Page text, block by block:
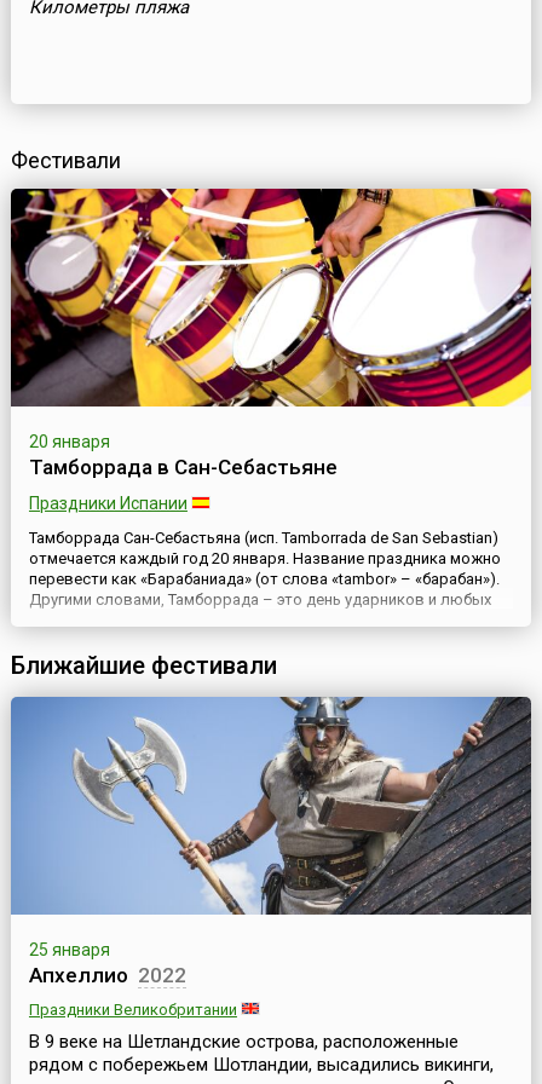
Километры пляжа
Фестивали
20 января
Тамборрада в Сан-Себастьяне
Праздники Испании
Тамборрада Сан-Себастьяна (исп. Tamborrada de San Sebastian)
отмечается каждый год 20 января. Название праздника можно
перевести как «Барабаниада» (от слова «tambor» – «барабан»).
Другими словами, Тамборрада – это день ударников и любых
Себастьяну.Существуют различные версии происхождения
Ближайшие фестивали
25 января
Апхеллио 2022
Праздники Великобритании
В 9 веке на Шетландские острова, расположенные
рядом с побережьем Шотландии, высадились викинги,